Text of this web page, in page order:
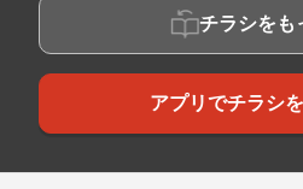
チラシをも
アプリでチラシ